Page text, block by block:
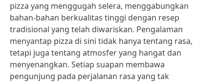
pizza yang menggugah selera, menggabungkan
bahan-bahan berkualitas tinggi dengan resep
tradisional yang telah diwariskan. Pengalaman
menyantap pizza di sini tidak hanya tentang rasa,
tetapi juga tentang atmosfer yang hangat dan
menyenangkan. Setiap suapan membawa
pengunjung pada perjalanan rasa yang tak